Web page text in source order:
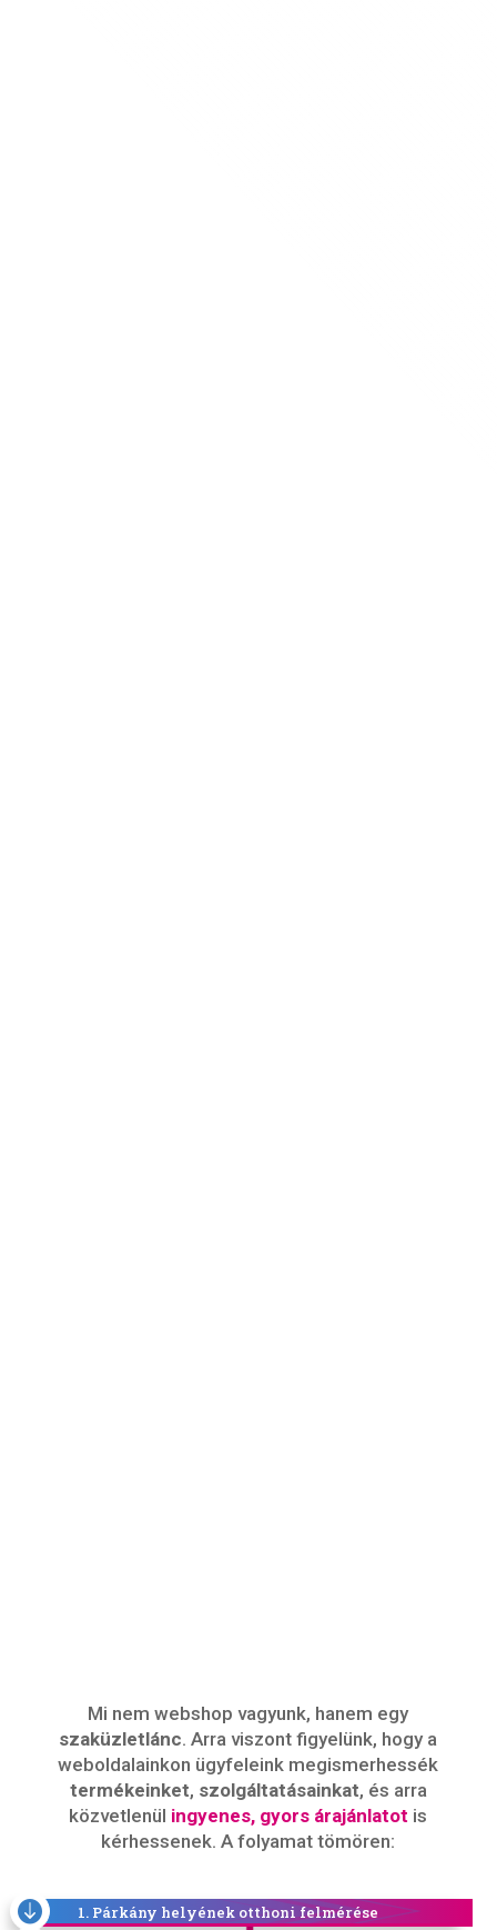
Mi nem webshop vagyunk, hanem egy
szaküzletlánc. Arra viszont figyelünk, hogy a
weboldalainkon ügyfeleink megismerhessék
termékeinket, szolgáltatásainkat, és arra
közvetlenül ingyenes, gyors árajánlatot is
kérhessenek. A folyamat tömören:
 1. Párkány helyének otthoni felmérése